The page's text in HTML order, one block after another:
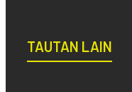
TAUTAN LAIN